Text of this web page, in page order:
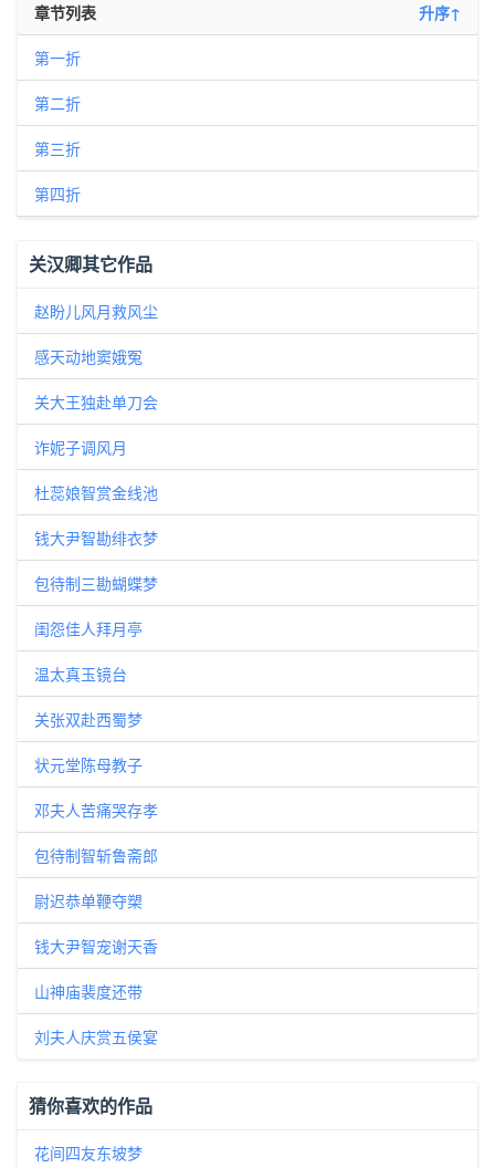
章节列表 升序↑
第一折
第二折
第三折
第四折
关汉卿其它作品
赵盼儿风月救风尘
感天动地窦娥冤
关大王独赴单刀会
诈妮子调风月
杜蕊娘智赏金线池
钱大尹智勘绯衣梦
包待制三勘蝴蝶梦
闺怨佳人拜月亭
温太真玉镜台
关张双赴西蜀梦
状元堂陈母教子
邓夫人苦痛哭存孝
包待制智斩鲁斋郎
尉迟恭单鞭夺槊
钱大尹智宠谢天香
山神庙裴度还带
刘夫人庆赏五侯宴
猜你喜欢的作品
花间四友东坡梦